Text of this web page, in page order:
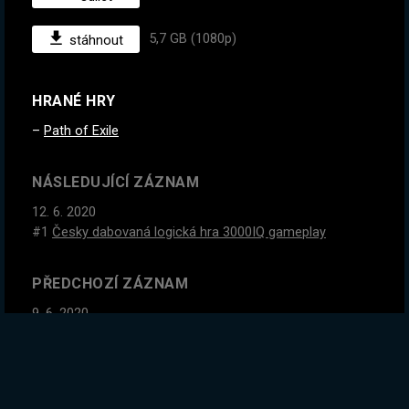
stáhnout 5,7 GB (1080p)
HRANÉ HRY
Path of Exile
NÁSLEDUJÍCÍ ZÁZNAM
12. 6. 2020
#1 Česky dabovaná logická hra 3000IQ gameplay
PŘEDCHOZÍ ZÁZNAM
9. 6. 2020